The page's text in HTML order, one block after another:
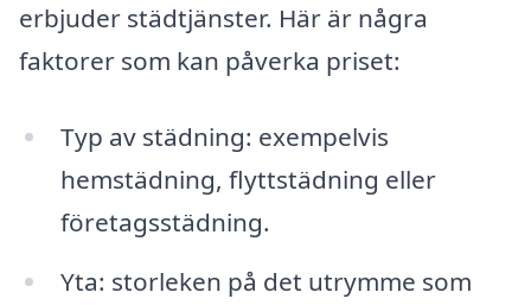
erbjuder städtjänster. Här är några
faktorer som kan påverka priset:
Typ av städning: exempelvis
hemstädning, flyttstädning eller
företagsstädning.
Yta: storleken på det utrymme som